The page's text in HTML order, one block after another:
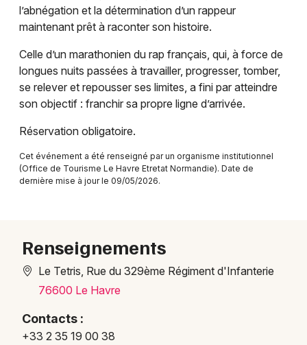
Concerts dans la Seine-Maritime
Concerts en Haute-Normandie
Concerts en Normandie
Newsletter des sorties
Magazine au Havre
l’abnégation et la détermination d’un rappeur
maintenant prêt à raconter son histoire.
Celle d’un marathonien du rap français, qui, à force de
longues nuits passées à travailler, progresser, tomber,
se relever et repousser ses limites, a fini par atteindre
son objectif : franchir sa propre ligne d’arrivée.
Réservation obligatoire.
Cet événement a été renseigné par un organisme institutionnel
(Office de Tourisme Le Havre Etretat Normandie). Date de
dernière mise à jour le 09/05/2026.
Renseignements
Le Tetris, Rue du 329ème Régiment d'Infanterie
76600 Le Havre
Contacts :
+33 2 35 19 00 38